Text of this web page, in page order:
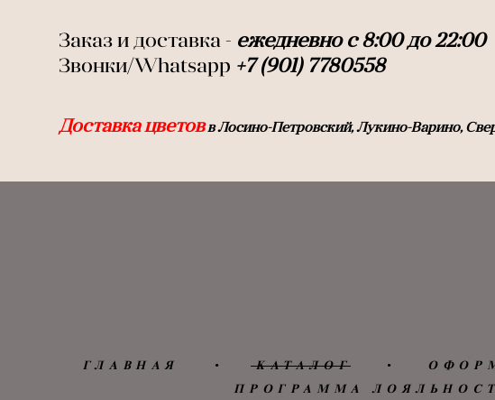
Заказ и доставка - ежедневно с 8:00 до 22:00
Звонки/Whatsapp +7 (901) 7780558
Доставка цветовв Лосино-Петровский, Лукино-Варино,
ГЛАВНАЯ • КАТАЛОГ •
ПРОГРАММА